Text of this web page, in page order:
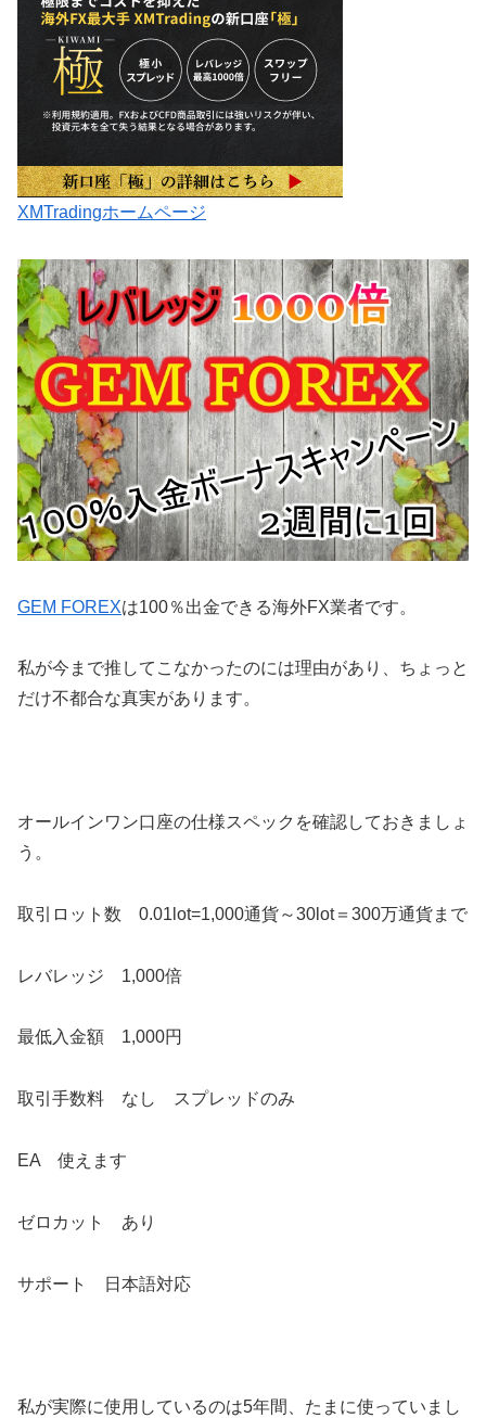
XMTradingホームページ
GEM FOREXは100％出金できる海外FX業者です。
私が今まで推してこなかったのには理由があり、ちょっと
だけ不都合な真実があります。
オールインワン口座の仕様スペックを確認しておきましょ
う。
取引ロット数 0.01lot=1,000通貨～30lot＝300万通貨まで
レバレッジ 1,000倍
最低入金額 1,000円
取引手数料 なし スプレッドのみ
EA 使えます
ゼロカット あり
サポート 日本語対応
私が実際に使用しているのは5年間、たまに使っていまし